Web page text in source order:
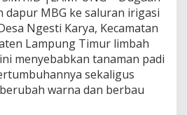
dapur MBG ke saluran irigasi
Ngesti Karya, Kecamatan
Lampung Timur limbah
menyebabkan tanaman padi
sekaligus
warna dan berbau